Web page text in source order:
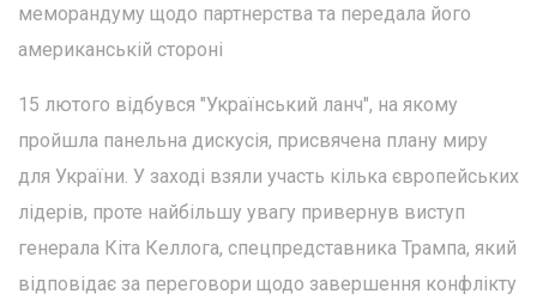
меморандуму щодо партнерства та передала його
американській стороні
15 лютого відбувся "Український ланч", на якому
пройшла панельна дискусія, присвячена плану миру
для України. У заході взяли участь кілька європейських
лідерів, проте найбільшу увагу привернув виступ
генерала Кіта Келлога, спецпредставника Трампа, який
відповідає за переговори щодо завершення конфлікту